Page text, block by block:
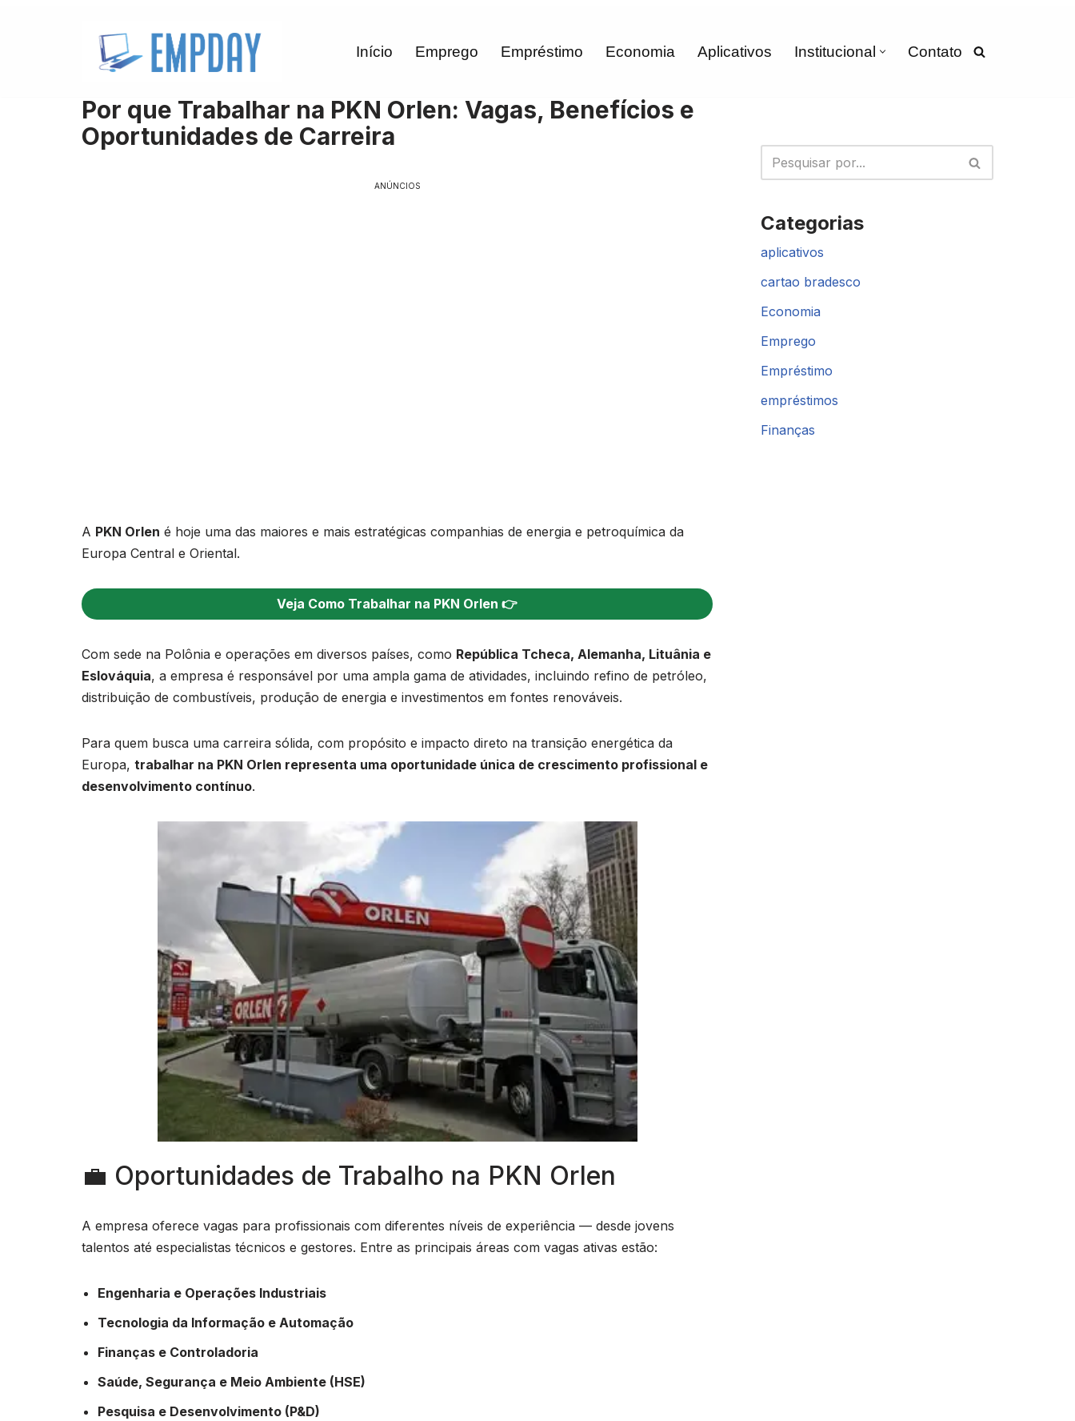
Início Emprego Empréstimo Economia Aplicativos Institucional Contato
Por que Trabalhar na PKN Orlen: Vagas, Benefícios e
Oportunidades de Carreira
ANÚNCIOS
A PKN Orlen é hoje uma das maiores e mais estratégicas companhias de energia e petroquímica da
Europa Central e Oriental.
Veja Como Trabalhar na PKN Orlen 👉
Com sede na Polônia e operações em diversos países, como República Tcheca, Alemanha, Lituânia e
Eslováquia, a empresa é responsável por uma ampla gama de atividades, incluindo refino de petróleo,
distribuição de combustíveis, produção de energia e investimentos em fontes renováveis.
Para quem busca uma carreira sólida, com propósito e impacto direto na transição energética da
Europa, trabalhar na PKN Orlen representa uma oportunidade única de crescimento profissional e
desenvolvimento contínuo.
💼 Oportunidades de Trabalho na PKN Orlen
A empresa oferece vagas para profissionais com diferentes níveis de experiência — desde jovens
talentos até especialistas técnicos e gestores. Entre as principais áreas com vagas ativas estão:
Engenharia e Operações Industriais
Tecnologia da Informação e Automação
Finanças e Controladoria
Saúde, Segurança e Meio Ambiente (HSE)
Pesquisa e Desenvolvimento (P&D)
Categorias
aplicativos
cartao bradesco
Economia
Emprego
Empréstimo
empréstimos
Finanças